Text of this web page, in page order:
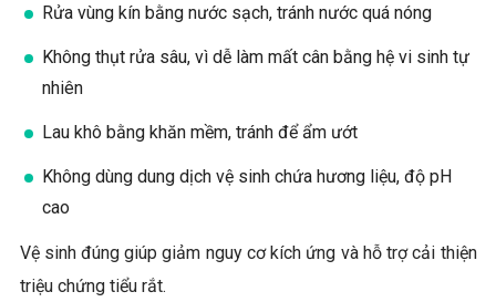
Rửa vùng kín bằng nước sạch, tránh nước quá nóng
Không thụt rửa sâu, vì dễ làm mất cân bằng hệ vi sinh tự
nhiên
Lau khô bằng khăn mềm, tránh để ẩm ướt
Không dùng dung dịch vệ sinh chứa hương liệu, độ pH
cao
Vệ sinh đúng giúp giảm nguy cơ kích ứng và hỗ trợ cải thiện
triệu chứng tiểu rắt.